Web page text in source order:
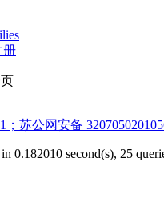
册
；苏公网安备
in 0.182010 second(s), 25